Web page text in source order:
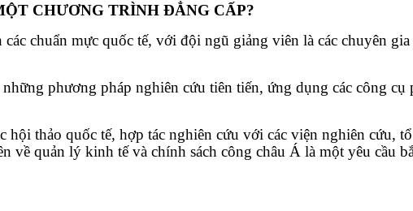
CHƯƠNG TRÌNH ĐẲNG CẤP?
chuẩn mực quốc tế, với đội ngũ giảng viên là các chuyên
phương pháp nghiên cứu tiên tiến, ứng dụng các công cụ
hội thảo quốc tế, hợp tác nghiên cứu với các viện nghiên cứu,
về quản lý kinh tế và chính sách công châu Á là một yêu cầu